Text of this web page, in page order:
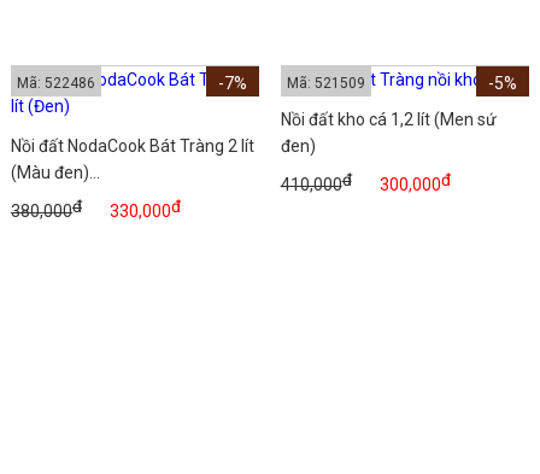
Nồi đất NodaCook Bát Tràng 2 lít
(Màu đen)...
380,000đ 330,000đ
-7%
Mã: 522486
Nồi đất kho cá 1,2 lít (Men sứ
đen)
410,000đ 300,000đ
-5%
Mã: 521509